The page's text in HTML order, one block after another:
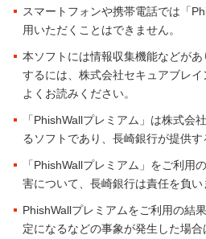
スマートフォンや携帯電話では「
用いただくことはできません。
本ソフトには情報収集機能などが
するには、株式会社セキュアブレ
よくお読みください。
「PhishWallプレミアム」は株式会
るソフトであり、長崎銀行が提供す
「PhishWallプレミアム」をご利用
害について、長崎銀行は責任を負い
PhishWallプレミアムをご利用の結
定になるなどの事象が発生した場